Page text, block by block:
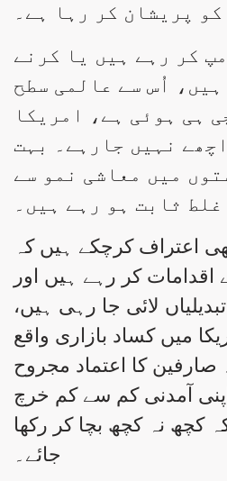
پریشان کر رہا ہے۔
کر رہے ہیں یا کرنے
اُس سے عالمی سطح
ہی ہوئی ہے، امریکا
نہیں جارہے۔ بہت
میں معاشی نمو سے
ثابت ہو رہے ہیں۔
اعتراف کرچکے ہیں کہ
کر رہے ہیں اور
لائی جا رہی ہیں،
میں کساد بازاری واقع
کا اعتماد مجروح
آمدنی کم سے کم خرچ
کچھ نہ کچھ بچا کر رکھا
جائے۔